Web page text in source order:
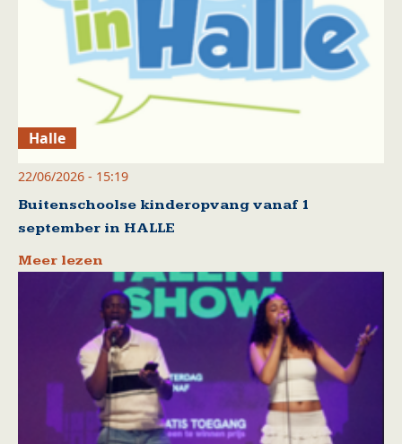
Halle
22/06/2026 - 15:19
Buitenschoolse kinderopvang vanaf 1
september in HALLE
Meer lezen